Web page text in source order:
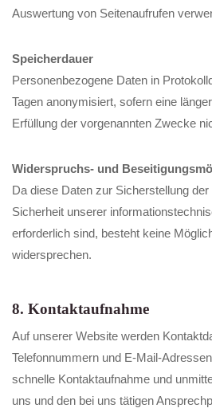
Auswertung von Seitenaufrufen
Speicherdauer
Personenbezogene Daten in
Tagen anonymisiert, sofern eine
Erfüllung der vorgenannten Zwecke
Widerspruchs- und
Da diese Daten zur Sicherstellung
Sicherheit unserer
erforderlich sind, besteht keine
widersprechen.
8. Kontaktaufnahme
Auf unserer Website werden
Telefonnummern und E-Mail-
schnelle Kontaktaufnahme und
uns und den bei uns tätigen